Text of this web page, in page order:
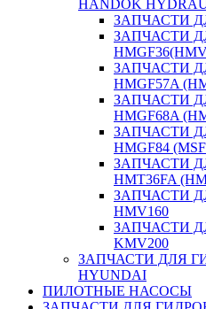
HANDOK
ЗАПЧАСТИ
ЗАПЧАСТИ
ЗАПЧАСТИ
HMGF57A
ЗАПЧАСТИ
HMGF68A
ЗАПЧАСТИ
HMGF84
ЗАПЧАСТИ
HMT36FA
ЗАПЧАСТИ
HMV160
ЗАПЧАСТИ
KMV200
ЗАПЧАСТИ ДЛЯ
HYUNDAI
ПИЛОТНЫЕ НАСОСЫ